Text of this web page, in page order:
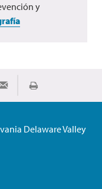
y
Share via EmailImprimir
Delaware Valley